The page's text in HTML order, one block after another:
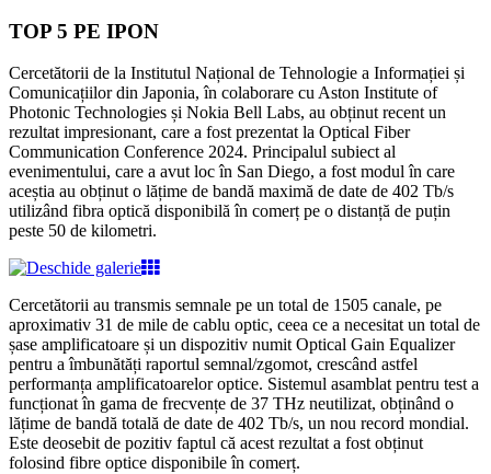
TOP 5 PE IPON
Cercetătorii de la Institutul Național de Tehnologie a Informației și
Comunicațiilor din Japonia, în colaborare cu Aston Institute of
Photonic Technologies și Nokia Bell Labs, au obținut recent un
rezultat impresionant, care a fost prezentat la Optical Fiber
Communication Conference 2024. Principalul subiect al
evenimentului, care a avut loc în San Diego, a fost modul în care
aceștia au obținut o lățime de bandă maximă de date de 402 Tb/s
utilizând fibra optică disponibilă în comerț pe o distanță de puțin
peste 50 de kilometri.
Cercetătorii au transmis semnale pe un total de 1505 canale, pe
aproximativ 31 de mile de cablu optic, ceea ce a necesitat un total de
șase amplificatoare și un dispozitiv numit Optical Gain Equalizer
pentru a îmbunătăți raportul semnal/zgomot, crescând astfel
performanța amplificatoarelor optice. Sistemul asamblat pentru test a
funcționat în gama de frecvențe de 37 THz neutilizat, obținând o
lățime de bandă totală de date de 402 Tb/s, un nou record mondial.
Este deosebit de pozitiv faptul că acest rezultat a fost obținut
folosind fibre optice disponibile în comerț.